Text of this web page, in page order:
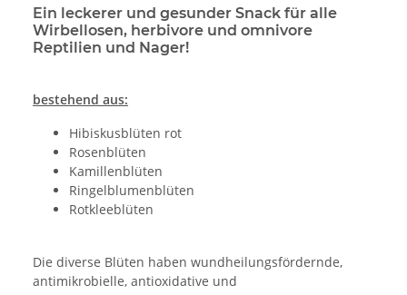
Ein leckerer und gesunder Snack für alle
Wirbellosen, herbivore und omnivore
Reptilien und Nager!
bestehend aus:
Hibiskusblüten rot
Rosenblüten
Kamillenblüten
Ringelblumenblüten
Rotkleeblüten
Die diverse Blüten haben wundheilungsfördernde,
antimikrobielle, antioxidative und